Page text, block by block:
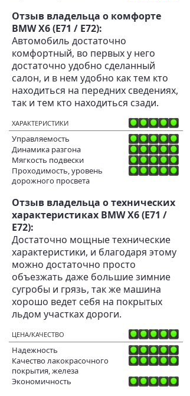
Отзыв владельца о комфорте
BMW X6 (E71 / E72):
Автомобиль достаточно
комфортный, во первых у него
достаточно удобно сделанный
салон, и в нем удобно как тем кто
находиться на передних сведениях,
так и тем кто находиться сзади.
ХАРАКТЕРИСТИКИ
Управляемость
Динамика разгона
Мягкость подвески
Проходимость, уровень
дорожного просвета
Отзыв владельца о технических
характеристиках BMW X6 (E71 /
E72):
Достаточно мощные технические
характеристики, и благодаря этому
можно достаточно просто
объезжать даже большие зимние
сугробы и грязь, так же машина
хорошо ведет себя на покрытых
льдом участках дороги.
ЦЕНА/КАЧЕСТВО
Надежность
Качество лакокрасочного
покрытия, железа
Экономичность